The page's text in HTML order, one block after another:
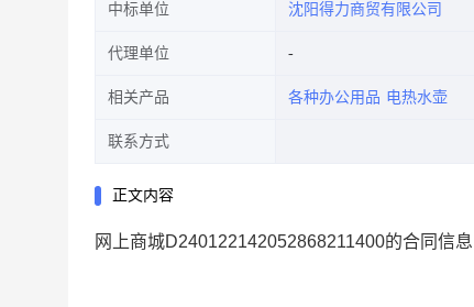
中标单位 沈阳得力商贸有限公司
代理单位
相关产品 各种办公用品 电热水壶
联系方式
正文内容
网上商城D240122142052868211400的合同信息